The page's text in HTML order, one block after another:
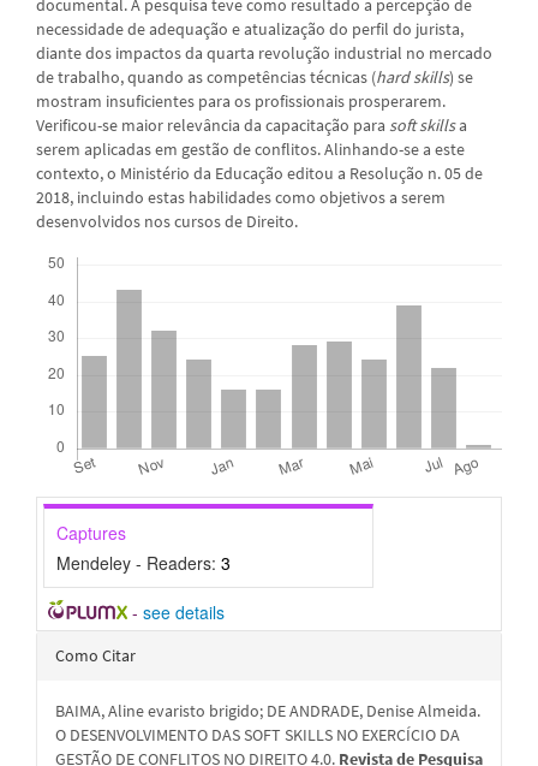
necessidade de adequação e atualização do perfil do jurista,
diante dos impactos da quarta revolução industrial no mercado
de trabalho, quando as competências técnicas (hard skills) se
mostram insuficientes para os profissionais prosperarem.
Verificou-se maior relevância da capacitação para soft skillsa
serem aplicadas em gestão de conflitos. Alinhando-se a este
contexto, o Ministério da Educação editou a Resolução n. 05 de
2018, incluindo estas habilidades como objetivos a serem
desenvolvidos nos cursos de Direito.
Captures
Mendeley - Readers: 3
- see details
Detalhes
artigo
Como Citar
BAIMA, Aline evaristo brigido; DE ANDRADE, Denise Almeida.
O DESENVOLVIMENTO DAS SOFT SKILLS NO EXERCÍCIO DA
GESTÃO DE CONFLITOS NO DIREITO 4.0. Revista de Pesquisa